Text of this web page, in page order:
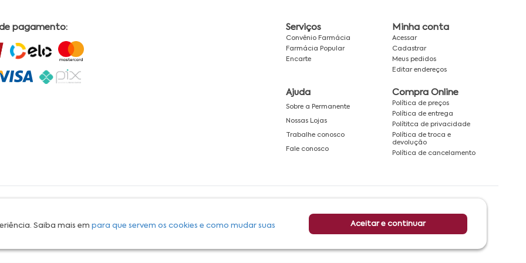
Saiba mais empara que servem os cookies e como mudar suas
Aceitar e continuar
pagamento: Serviços
Convênio Farmácia
Farmácia Popular
Encarte
Minha conta
Acessar
Cadastrar
Meus pedidos
Editar endereços
Ajuda
Sobre a Permanente
Nossas Lojas
Trabalhe conosco
Fale conosco
Compra Online
Política de preços
Política de entrega
Polítitca de privacidade
Política de troca e
devolução
Política de cancelamento
DRUGSTORE|CNPJ: 05.230.009/0009-60 | End: Av. Tomas Espindola nº 630 - Farol
CRF/AL Nº 2558 OBS: Preços exclusivos para produtos comercializados na Loja Virtual da
Email:
de um profissional da área médica. Apenas o médico está capacitado para
um médico deve ser consultado. A Farmácia Permanente trabalha com as
com tranquilidade. A privacidade e a segurança dos clientes são compromissos da
de produto em nosso estoque.